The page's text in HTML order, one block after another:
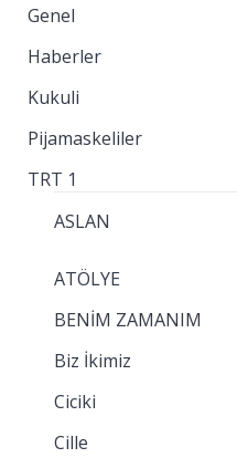
Genel
Haberler
Kukuli
Pijamaskeliler
TRT 1
ASLAN
ATÖLYE
BENİM ZAMANIM
Biz İkimiz
Ciciki
Cille